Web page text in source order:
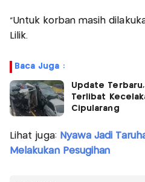
"Untuk korban masih
Lilik.
Baca Juga :
Update
Terlibat
Cipularang
Lihat juga: Nyawa Jadi
Melakukan Pesugihan